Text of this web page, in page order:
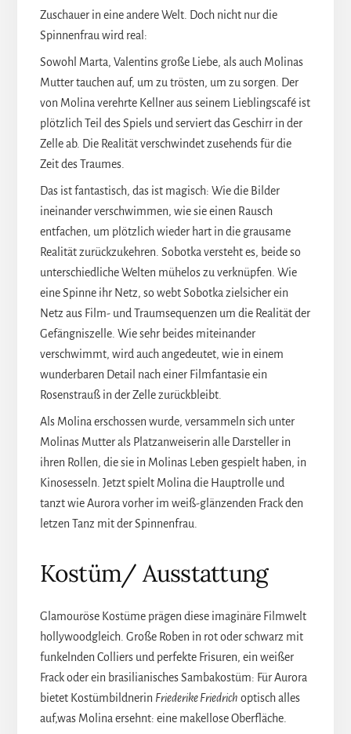
Zuschauer in eine andere Welt. Doch nicht nur die
Spinnenfrau wird real:
Sowohl Marta, Valentins große Liebe, als auch Molinas
Mutter tauchen auf, um zu trösten, um zu sorgen. Der
von Molina verehrte Kellner aus seinem Lieblingscafé ist
plötzlich Teil des Spiels und serviert das Geschirr in der
Zelle ab. Die Realität verschwindet zusehends für die
Zeit des Traumes.
Das ist fantastisch, das ist magisch: Wie die Bilder
ineinander verschwimmen, wie sie einen Rausch
entfachen, um plötzlich wieder hart in die grausame
Realität zurückzukehren. Sobotka versteht es, beide so
unterschiedliche Welten mühelos zu verknüpfen. Wie
eine Spinne ihr Netz, so webt Sobotka zielsicher ein
Netz aus Film- und Traumsequenzen um die Realität der
Gefängniszelle. Wie sehr beides miteinander
verschwimmt, wird auch angedeutet, wie in einem
wunderbaren Detail nach einer Filmfantasie ein
Rosenstrauß in der Zelle zurückbleibt.
Als Molina erschossen wurde, versammeln sich unter
Molinas Mutter als Platzanweiserin alle Darsteller in
ihren Rollen, die sie in Molinas Leben gespielt haben, in
Kinosesseln. Jetzt spielt Molina die Hauptrolle und
tanzt wie Aurora vorher im weiß-glänzenden Frack den
letzen Tanz mit der Spinnenfrau.
Kostüm/ Ausstattung
Glamouröse Kostüme prägen diese imaginäre Filmwelt
hollywoodgleich. Große Roben in rot oder schwarz mit
funkelnden Colliers und perfekte Frisuren, ein weißer
Frack oder ein brasilianisches Sambakostüm: Für Aurora
bietet Kostümbildnerin Friederike Friedrich optisch alles
auf,was Molina ersehnt: eine makellose Oberfläche.